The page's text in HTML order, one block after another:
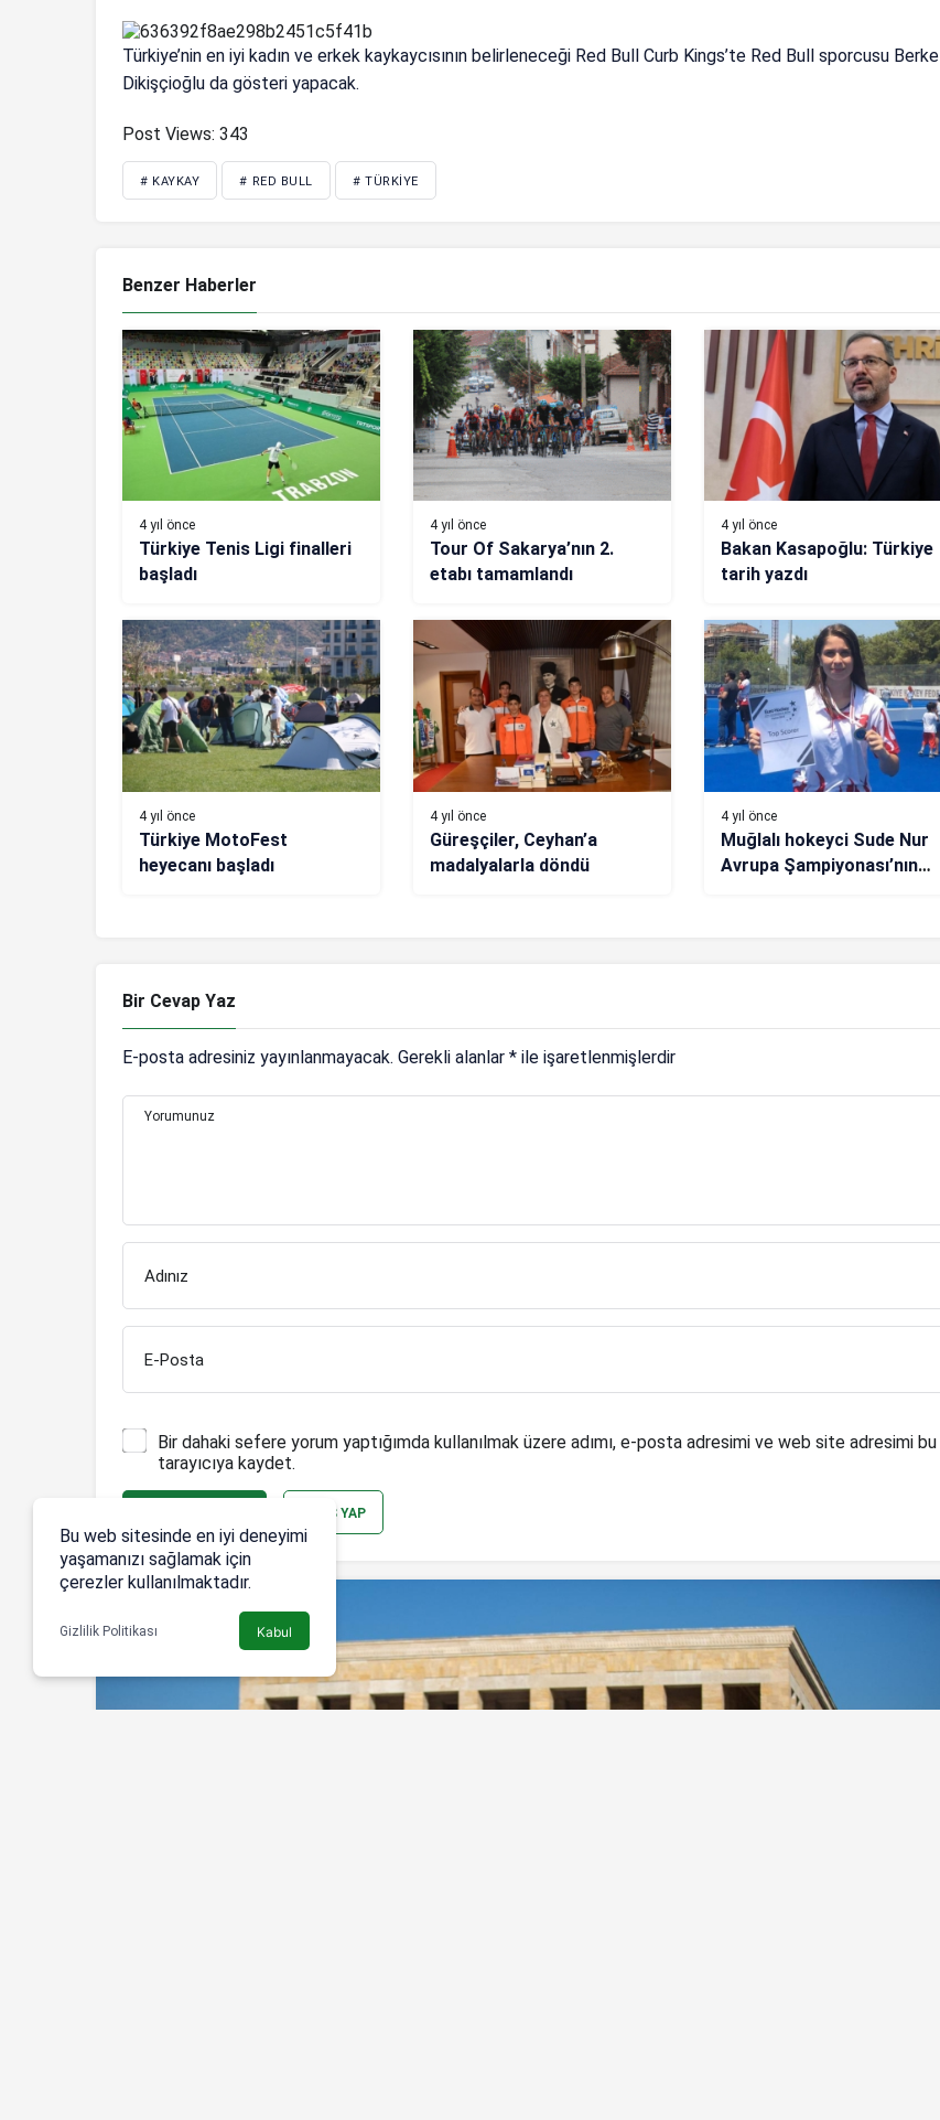
Türkiye’nin en iyi kadın ve erkek kaykaycısının belirleneceği Red Bull Curb Kings’te Red Bull sporcusu Berke
Dikişçioğlu da gösteri yapacak.
Post Views: 343
# KAYKAY # RED BULL # TÜRKIYE
Benzer Haberler
4 yıl önce
Türkiye Tenis Ligi finalleri
başladı
4 yıl önce
Tour Of Sakarya’nın 2.
etabı tamamlandı
4 yıl önce
Bakan Kasapoğlu: Türkiye
tarih yazdı
4 yıl önce
Türkiye MotoFest
heyecanı başladı
4 yıl önce
Güreşçiler, Ceyhan’a
madalyalarla döndü
4 yıl önce
Muğlalı hokeyci Sude Nur
Avrupa Şampiyonası’nın
Bir Cevap Yaz
E-posta adresiniz yayınlanmayacak. Gerekli alanlar * ile işaretlenmişlerdir
Yorumunuz
Adınız
E-Posta
Bir dahaki sefere yorum yaptığımda kullanılmak üzere adımı, e-posta adresimi ve web site adresimi bu
tarayıcıya kaydet.
GIRIŞ YAP
Bu web sitesinde en iyi deneyimi
yaşamanızı sağlamak için
çerezler kullanılmaktadır.
Gizlilik Politikası Kabul